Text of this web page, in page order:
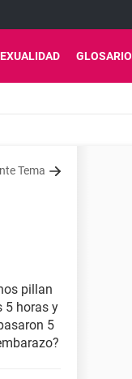
GLOSARIO
Tema
pillan
5 horas y
5